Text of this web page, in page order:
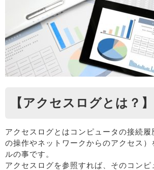
【アクセスログとは？】
アクセスログとはコンピュータの接続履
の操作やネットワークからのアクセス）
ルの事です。
アクセスログを参照すれば、そのコンピ